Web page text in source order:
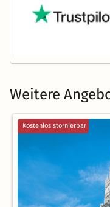
Weitere
Kostenlos stornierbar